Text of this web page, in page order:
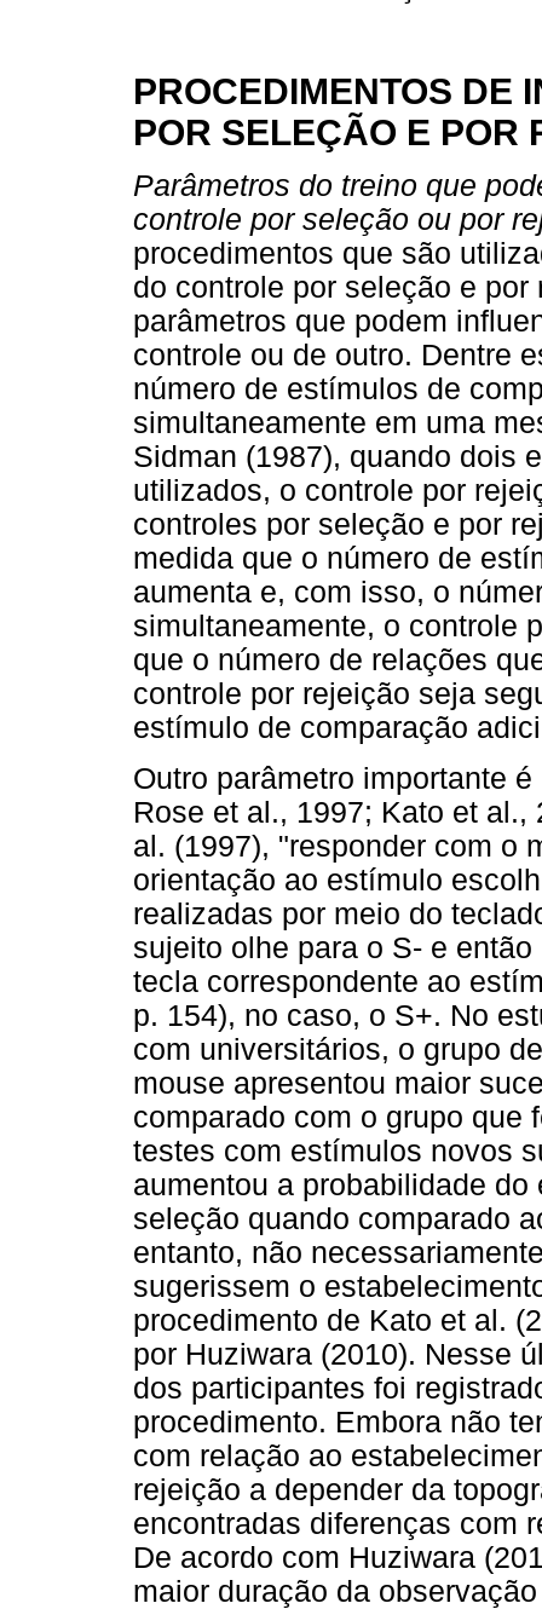
PROCEDIMENTOS DE
POR SELEÇÃO E POR
Parâmetros do treino que
controle por seleção ou por
procedimentos que são
do controle por seleção e
parâmetros que podem
controle ou de outro. Dentre
número de estímulos de
simultaneamente em uma
Sidman (1987), quando dois
utilizados, o controle por
controles por seleção e por
medida que o número de
aumenta e, com isso, o
simultaneamente, o controle
que o número de relações
controle por rejeição seja
estímulo de comparação
Outro parâmetro importante
Rose et al., 1997; Kato et
al. (1997), "responder com o
orientação ao estímulo
realizadas por meio do
sujeito olhe para o S- e
tecla correspondente ao
p. 154), no caso, o S+. No
com universitários, o grupo
mouse apresentou maior
comparado com o grupo que
testes com estímulos novos
aumentou a probabilidade
seleção quando comparado
entanto, não
sugerissem o
procedimento de Kato et al.
por Huziwara (2010). Nesse
dos participantes foi
procedimento. Embora não
com relação ao
rejeição a depender da
encontradas diferenças com
De acordo com Huziwara
maior duração da